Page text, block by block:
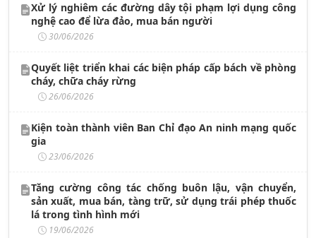
Xử lý nghiêm các đường dây tội phạm lợi dụng công
nghệ cao để lừa đảo, mua bán người
30/06/2026
Quyết liệt triển khai các biện pháp cấp bách về phòng
cháy, chữa cháy rừng
26/06/2026
Kiện toàn thành viên Ban Chỉ đạo An ninh mạng quốc
gia
23/06/2026
Tăng cường công tác chống buôn lậu, vận chuyển,
sản xuất, mua bán, tàng trữ, sử dụng trái phép thuốc
lá trong tình hình mới
19/06/2026